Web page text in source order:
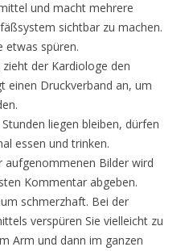
und macht mehrere
sichtbar zu machen.
etwas spüren.
der Kardiologe den
einen Druckverband an, um
liegen bleiben, dürfen
essen und trinken.
aufgenommenen Bilder wird
Kommentar abgeben.
schmerzhaft. Bei der
verspüren Sie vielleicht zu
Arm und dann im ganzen